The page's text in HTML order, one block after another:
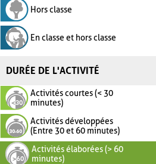
Hors classe
En classe et hors classe
DURÉE DE L'ACTIVITÉ
Activités courtes (< 30
minutes)
Activités développées
(Entre 30 et 60 minutes)
Activités élaborées (> 60
minutes)